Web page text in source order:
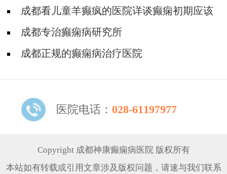
成都看儿童羊癫疯的医院详谈癫痫初期应该
怎么治疗?
成都专治癫痫病研究所
成都正规的癫痫病治疗医院
医院电话： 028-61197977
Copyright 成都神康癫痫病医院 版权所有
本站如有转载或引用文章涉及版权问题，请速与我们联系